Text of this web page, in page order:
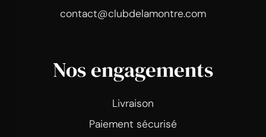
contact@clubdelamontre.com
Nos engagements
Livraison
Paiement sécurisé